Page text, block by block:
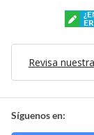
Revisa
Síguenos en: